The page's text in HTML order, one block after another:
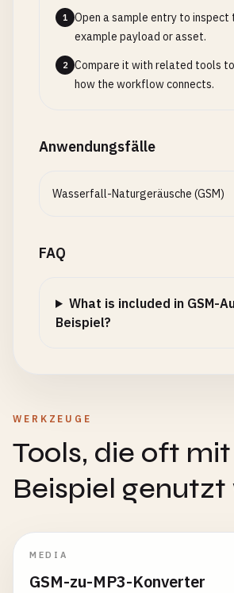
1
Open a sample entry to inspect
example payload or asset.
2
Compare it with related tools
how the workflow connects.
Anwendungsfälle
Wasserfall-Naturgeräusche (GSM)
FAQ
What is included in GSM-
Beispiel?
WERKZEUGE
Tools, die oft
Beispiel genutzt
MEDIA
GSM-zu-MP3-Konverter